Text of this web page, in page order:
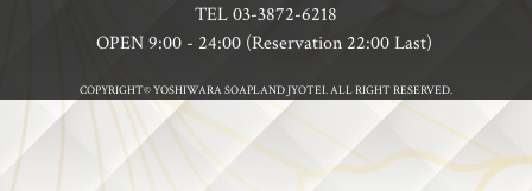
TEL03-3872-6218
OPEN 9:00 - 24:00 (Reservation 22:00 Last)
COPYRIGHT© YOSHIWARA SOAPLAND JYOTEI. ALL RIGHT RESERVED.